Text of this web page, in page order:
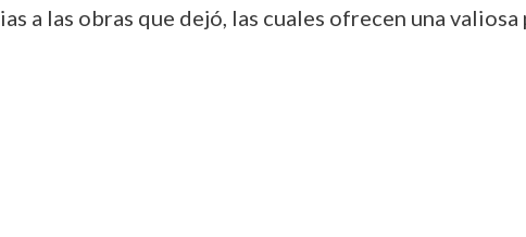
a las obras que dejó, las cuales ofrecen una